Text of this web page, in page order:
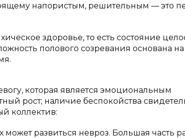
напористым, решительным — это
здоровье, то есть состояние
полового созревания основана на
которая является эмоциональным
рост; наличие беспокойства
коллектив:
может развиться невроз. Большая часть